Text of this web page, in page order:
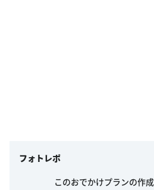
フォトレポ
このおでかけプランの作